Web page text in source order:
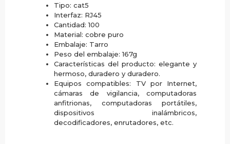
Tipo: cat5
Interfaz: RJ45
Cantidad: 100
Material: cobre puro
Embalaje: Tarro
Peso del embalaje: 167g
Características del producto: elegante y
hermoso, duradero y duradero.
Equipos compatibles: TV por Internet,
cámaras de vigilancia, computadoras
anfitrionas, computadoras portátiles,
dispositivos inalámbricos,
decodificadores, enrutadores, etc.